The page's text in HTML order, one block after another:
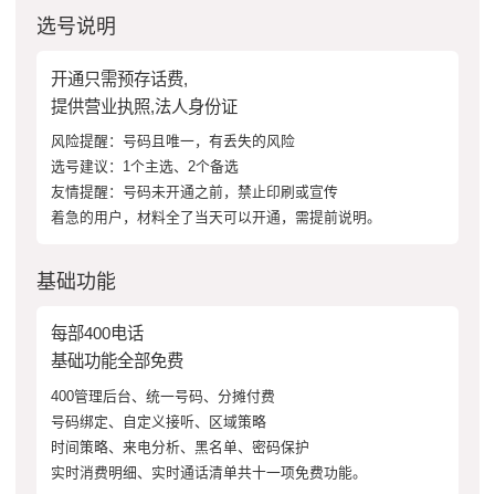
选号说明
开通只需预存话费,
提供营业执照,法人身份证
风险提醒：号码且唯一，有丢失的风险
选号建议：1个主选、2个备选
友情提醒：号码未开通之前，禁止印刷或宣传
着急的用户，材料全了当天可以开通，需提前说明。
基础功能
每部400电话
基础功能全部免费
400管理后台、统一号码、分摊付费
号码绑定、自定义接听、区域策略
时间策略、来电分析、黑名单、密码保护
实时消费明细、实时通话清单共十一项免费功能。